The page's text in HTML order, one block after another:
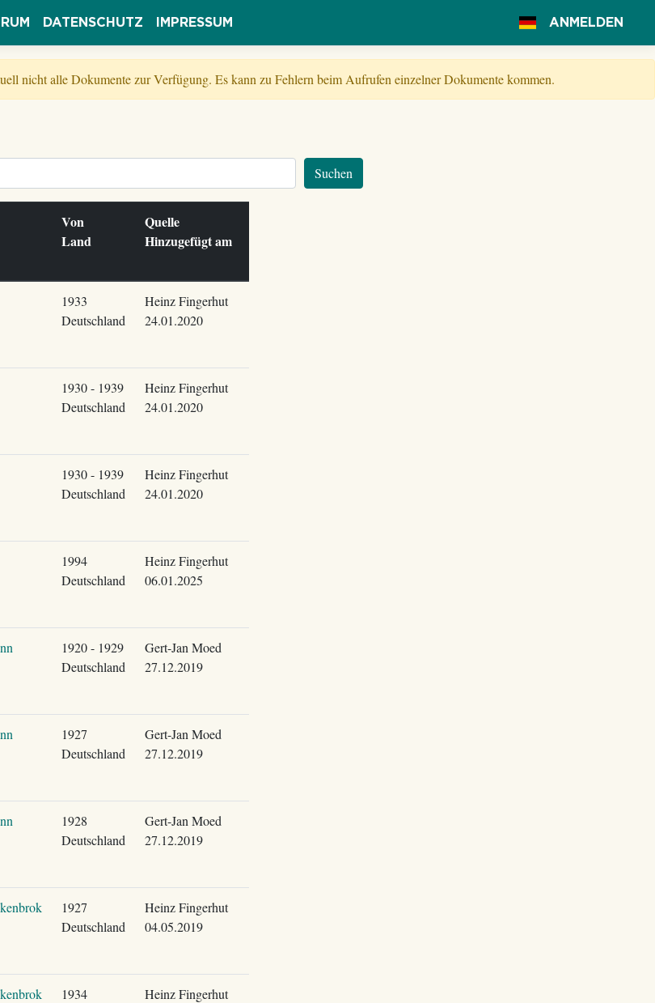
DATENSCHUTZ IMPRESSUM ANMELDEN
nicht alle Dokumente zur Verfügung. Es kann zu Fehlern beim Aufrufen einzelner Dokumente kommen.
Suchen
Von
Land
Quelle
Hinzugefügt am
1933
Deutschland
Heinz Fingerhut
24.01.2020
1930 - 1939
Deutschland
Heinz Fingerhut
24.01.2020
1930 - 1939
Deutschland
Heinz Fingerhut
24.01.2020
1994
Deutschland
Heinz Fingerhut
06.01.2025
1920 - 1929
Deutschland
Gert-Jan Moed
27.12.2019
1927
Deutschland
Gert-Jan Moed
27.12.2019
1928
Deutschland
Gert-Jan Moed
27.12.2019
1927
Deutschland
Heinz Fingerhut
04.05.2019
1934
Heinz Fingerhut